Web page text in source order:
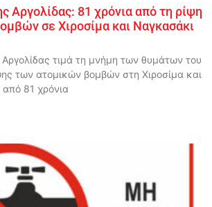
Αργολίδας: 81 χρόνια από τη ρίψη
σε Χιροσίμα και Ναγκασάκι
Αργολίδας τιμά τη μνήμη των θυμάτων του
των ατομικών βομβών στη Χιροσίμα και
81 χρόνια